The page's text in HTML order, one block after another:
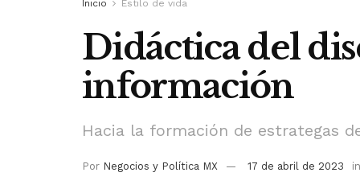
Inicio Estilo de vida
Didáctica del
información
Hacia la formación de estrategas
Por Negocios y Política MX 17 de abril de 2023 in